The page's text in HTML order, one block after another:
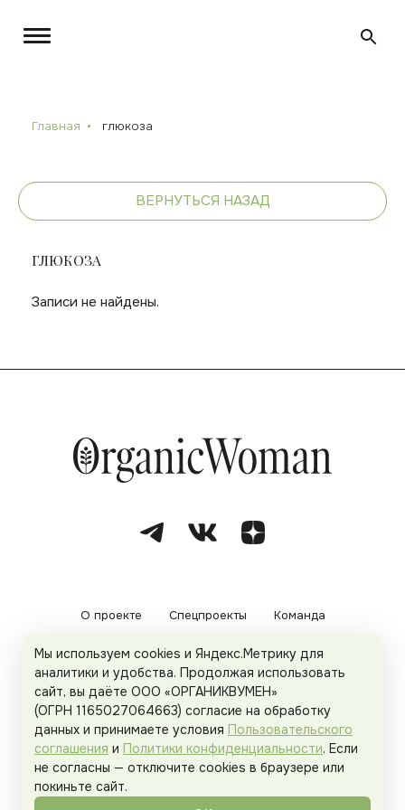
Главная глюкоза
ВЕРНУТЬСЯ НАЗАД
ГЛЮКОЗА
Записи не найдены.
О проекте Спецпроекты Команда
Рекламодателям Политика конфиденциальности
Пользовательское соглашение
Organicwoman.ru . Все права защищены.
Мы используем cookies и Яндекс.Метрику для
аналитики и удобства. Продолжая использовать
сайт, вы даёте ООО «ОРГАНИКВУМЕН»
(ОГРН 1165027064663) согласие на обработку
данных и принимаете условия Пользовательского
соглашения и Политики конфиденциальности. Если
не согласны — отключите cookies в браузере или
покиньте сайт.